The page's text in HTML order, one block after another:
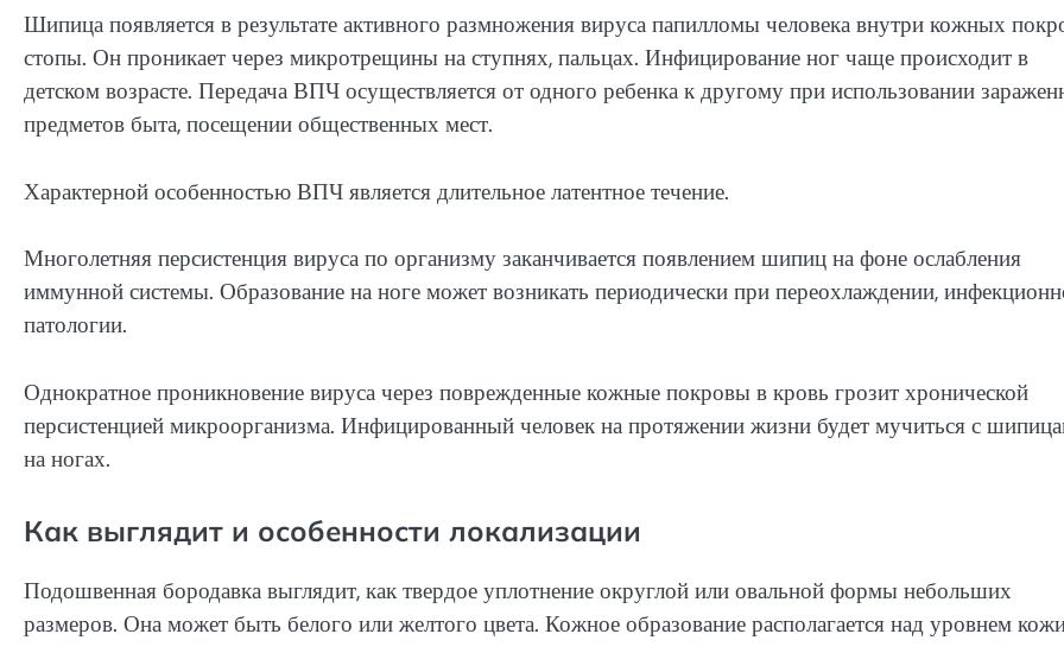
Шипица появляется в результате активного размножения вируса папилломы человека внутри кожных
стопы. Он проникает через микротрещины на ступнях, пальцах. Инфицирование ног чаще происходит в
детском возрасте. Передача ВПЧ осуществляется от одного ребенка к другому при использовании
предметов быта, посещении общественных мест.
Характерной особенностью ВПЧ является длительное латентное течение.
Многолетняя персистенция вируса по организму заканчивается появлением шипиц на фоне ослабления
иммунной системы. Образование на ноге может возникать периодически при переохлаждении,
патологии.
Однократное проникновение вируса через поврежденные кожные покровы в кровь грозит хронической
персистенцией микроорганизма. Инфицированный человек на протяжении жизни будет мучиться с
на ногах.
Как выглядит и особенности локализации
Подошвенная бородавка выглядит, как твердое уплотнение округлой или овальной формы небольших
размеров. Она может быть белого или желтого цвета. Кожное образование располагается над уровнем